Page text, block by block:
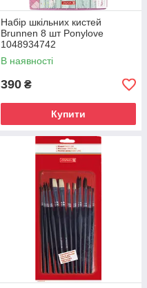
Набір шкільних кистей
Brunnen 8 шт Ponylove
1048934742
В наявності
390 ₴
Купити